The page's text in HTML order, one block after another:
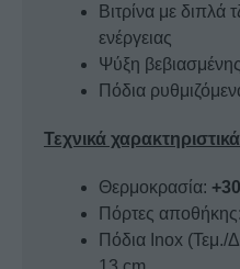
Βιτρίνα με διπλά
ενέργειας
Ψύξη
Πόδια
Τεχνικά
Θερμοκρασία:
Πόρτες
Πόδια Inox (Τεμ./